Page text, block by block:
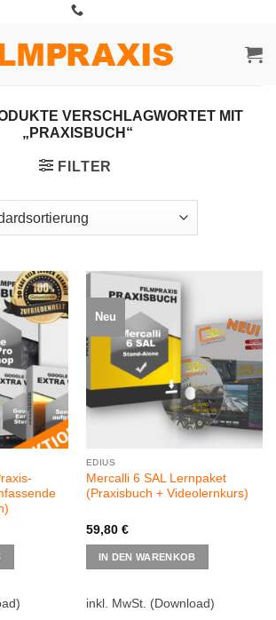
VERSCHLAGWORTET MIT
„PRAXISBUCH“
FILTER
€.
Neu
EDIUS
Mercalli 6 SAL Lernpaket
(Praxisbuch + Videolernkurs)
59,80 €
IN DEN WARENKOB
inkl. MwSt. (Download)